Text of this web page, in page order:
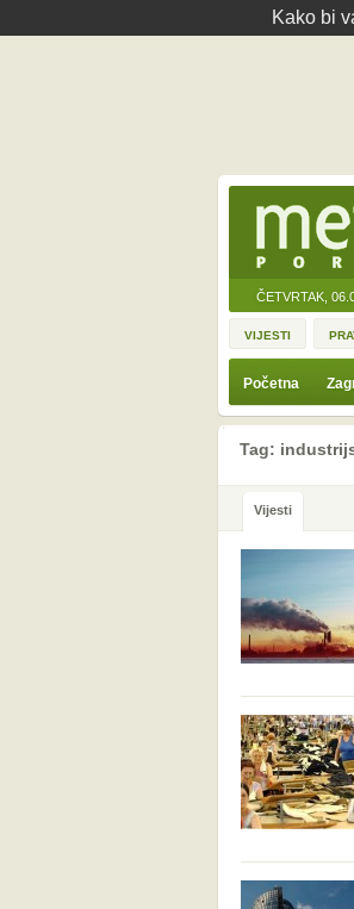
Kako bi
ČETVRTAK,
VIJESTI
Početna
Tag:
Vijesti